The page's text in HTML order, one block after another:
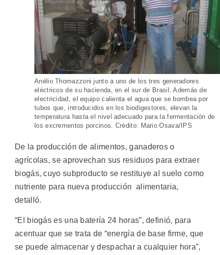
Anélio Thomazzoni junto a uno de los tres generadores
eléctricos de su hacienda, en el sur de Brasil. Además de
electricidad, el equipo calienta el agua que se bombea por
tubos que, introducidos en los biodigestores, elevan la
temperatura hasta el nivel adecuado para la fermentación de
los excrementos porcinos. Crédito: Mario Osava/IPS
De la producción de alimentos, ganaderos o
agrícolas, se aprovechan sus residuos para extraer
biogás, cuyo subproducto se restituye al suelo como
nutriente para nueva producción alimentaria,
detalló.
“El biogás es una batería 24 horas”, definió, para
acentuar que se trata de “energía de base firme, que
se puede almacenar y despachar a cualquier hora”,